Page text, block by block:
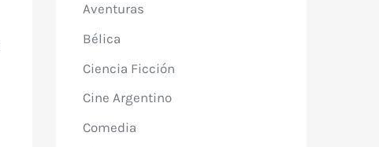
Aventuras
Bélica
Ciencia Ficción
Cine Argentino
Comedia